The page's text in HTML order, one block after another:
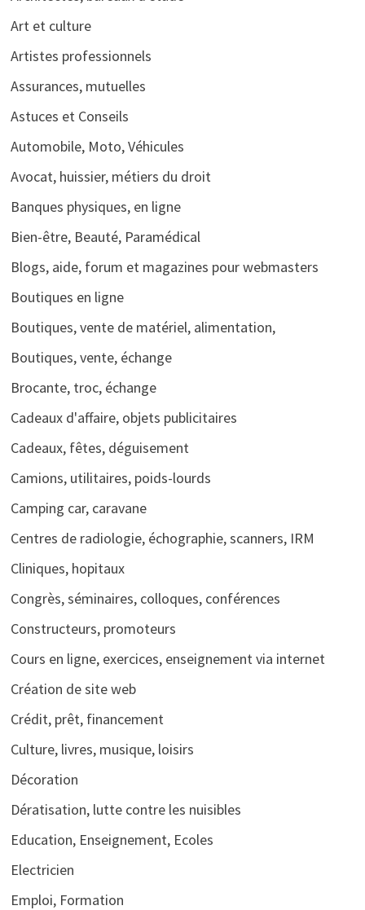
Art et culture
Artistes professionnels
Assurances, mutuelles
Astuces et Conseils
Automobile, Moto, Véhicules
Avocat, huissier, métiers du droit
Banques physiques, en ligne
Bien-être, Beauté, Paramédical
Blogs, aide, forum et magazines pour webmasters
Boutiques en ligne
Boutiques, vente de matériel, alimentation,
Boutiques, vente, échange
Brocante, troc, échange
Cadeaux d'affaire, objets publicitaires
Cadeaux, fêtes, déguisement
Camions, utilitaires, poids-lourds
Camping car, caravane
Centres de radiologie, échographie, scanners, IRM
Cliniques, hopitaux
Congrès, séminaires, colloques, conférences
Constructeurs, promoteurs
Cours en ligne, exercices, enseignement via internet
Création de site web
Crédit, prêt, financement
Culture, livres, musique, loisirs
Décoration
Dératisation, lutte contre les nuisibles
Education, Enseignement, Ecoles
Electricien
Emploi, Formation